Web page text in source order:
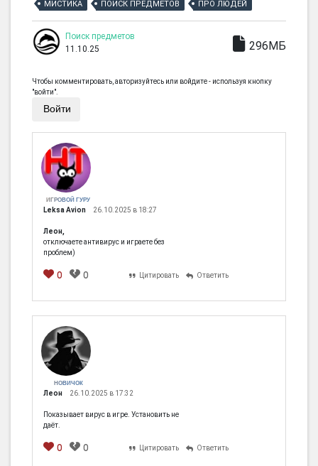
МИСТИКА
ПОИСК ПРЕДМЕТОВ ПРО ЛЮДЕЙ
Поиск предметов
11.10.25
296МБ
Чтобы комментировать, авторизуйтесь или войдите - используя кнопку
"войти".
Войти
ИГРОВОЙ ГУРУ
Leksa Avion 26.10.2025 в 18:27
Леон,
отключаете антивирус и играете без
проблем)
0 0 Цитировать Ответить
НОВИЧОК
Леон 26.10.2025 в 17:32
Показывает вирус в игре. Установить не
даёт.
0 0 Цитировать Ответить